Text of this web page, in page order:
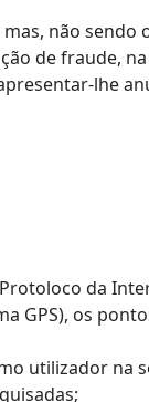
não sendo
de fraude, na
lhe
da
GPS), os
utilizador na